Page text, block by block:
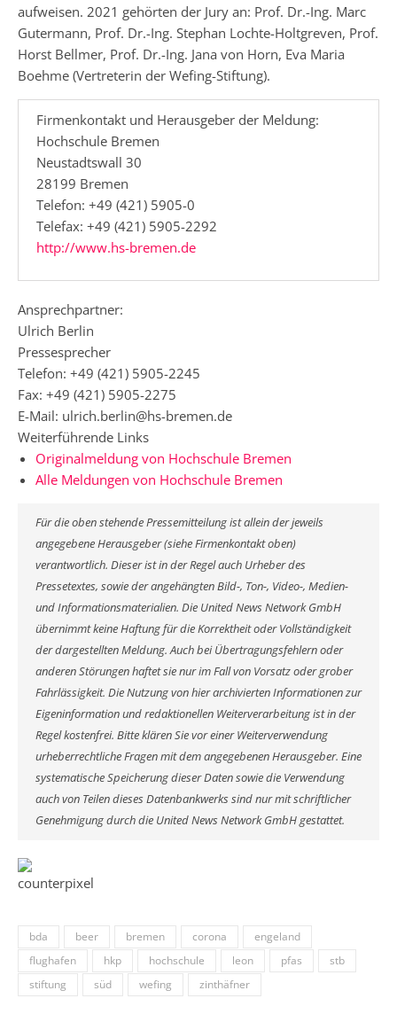
aufweisen. 2021 gehörten der Jury an: Prof. Dr.-Ing. Marc
Gutermann, Prof. Dr.-Ing. Stephan Lochte-Holtgreven, Prof.
Horst Bellmer, Prof. Dr.-Ing. Jana von Horn, Eva Maria
Boehme (Vertreterin der Wefing-Stiftung).
Firmenkontakt und Herausgeber der Meldung:
Hochschule Bremen
Neustadtswall 30
28199 Bremen
Telefon: +49 (421) 5905-0
Telefax: +49 (421) 5905-2292
http://www.hs-bremen.de
Ansprechpartner:
Ulrich Berlin
Pressesprecher
Telefon: +49 (421) 5905-2245
Fax: +49 (421) 5905-2275
E-Mail: ulrich.berlin@hs-bremen.de
Weiterführende Links
Originalmeldung von Hochschule Bremen
Alle Meldungen von Hochschule Bremen
Für die oben stehende Pressemitteilung ist allein der jeweils
angegebene Herausgeber (siehe Firmenkontakt oben)
verantwortlich. Dieser ist in der Regel auch Urheber des
Pressetextes, sowie der angehängten Bild-, Ton-, Video-, Medien-
und Informationsmaterialien. Die United News Network GmbH
übernimmt keine Haftung für die Korrektheit oder Vollständigkeit
der dargestellten Meldung. Auch bei Übertragungsfehlern oder
anderen Störungen haftet sie nur im Fall von Vorsatz oder grober
Fahrlässigkeit. Die Nutzung von hier archivierten Informationen zur
Eigeninformation und redaktionellen Weiterverarbeitung ist in der
Regel kostenfrei. Bitte klären Sie vor einer Weiterverwendung
urheberrechtliche Fragen mit dem angegebenen Herausgeber. Eine
systematische Speicherung dieser Daten sowie die Verwendung
auch von Teilen dieses Datenbankwerks sind nur mit schriftlicher
Genehmigung durch die United News Network GmbH gestattet.
bda beer bremen corona
engeland
flughafen
hkp hochschule leon pfas
stb
stiftung
süd wefing zinthäfner